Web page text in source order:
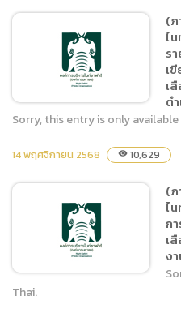
เรื่อง รายชื่อ ผู้สอบผ่านการ
แต่งตั้งเป็นผู้ปฏิบัติงานของ
องค์การบริหารไนท์ซาฟารี
(องค์การมหาชน) จำนวน ๑
ตำแหน่ง ๒ อัตรา
(ภาษาไทย) ประกาศองค์การ
บริหารไนท์ซาฟารี (องค์การ
เข้ารับการสอบข้อเขียนหรือ
สอบสัมภาษณ์เพื่อคัดเลือก
เป็นผู้ปฏิบัติงาน จำนวน ๑
ตำแหน่ง ๒ อัตรา
(ภ
ไ
ร
เ
เ
ต
Sorry, this entry is only available
14 พฤศจิกายน 2568 visibility 10,629
(ภ
ไ
ก
เ
ง
Thai.